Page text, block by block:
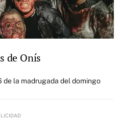
de Onís
de la madrugada del domingo